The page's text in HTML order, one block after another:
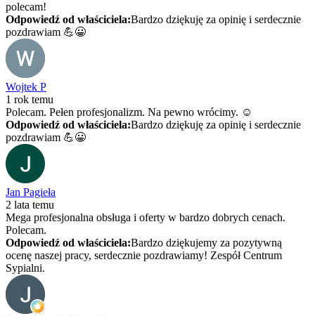
polecam!
Odpowiedź od właściciela:Bardzo dziękuję za opinię i serdecznie
pozdrawiam 💪😀
Wojtek P
1 rok temu
Polecam. Pełen profesjonalizm. Na pewno wrócimy. ☺️
Odpowiedź od właściciela:Bardzo dziękuję za opinię i serdecznie
pozdrawiam 💪😀
Jan Pagieła
2 lata temu
Mega profesjonalna obsługa i oferty w bardzo dobrych cenach.
Polecam.
Odpowiedź od właściciela:Bardzo dziękujemy za pozytywną
ocenę naszej pracy, serdecznie pozdrawiamy! Zespół Centrum
Sypialni.